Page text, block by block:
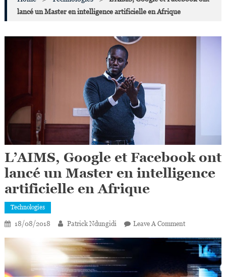
lancé un Master en intelligence artificielle en Afrique
L’AIMS, Google et Facebook ont
lancé un Master en intelligence
artificielle en Afrique
Technologies
18/08/2018 Patrick Ndungidi Leave A CommentOn
Google
Facebook